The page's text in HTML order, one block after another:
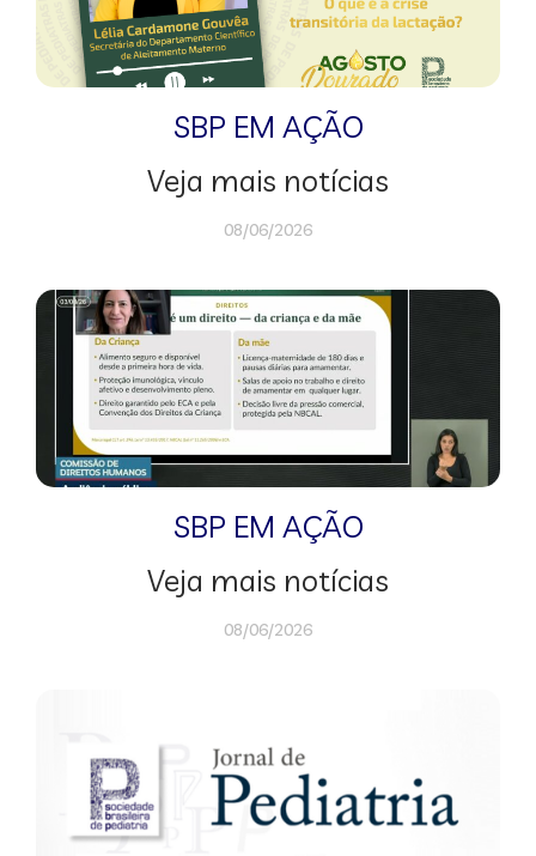
SBP EM AÇÃO
Veja mais notícias
08/06/2026
SBP EM AÇÃO
Veja mais notícias
08/06/2026